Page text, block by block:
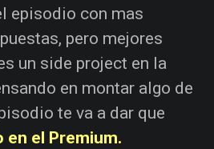
episodio con mas
pero mejores
un side project en la
en montar algo de
te va a dar que
en el Premium.